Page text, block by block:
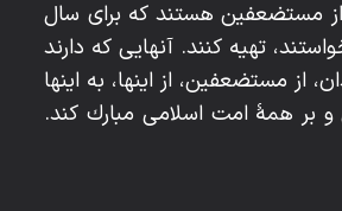
از مستضعفين هستند كه براى سال
تهيه كنند. آنهايى كه دارند
از مستضعفين، از اينها، به اينها
و بر همۀ امت اسلامى مبارك كند.